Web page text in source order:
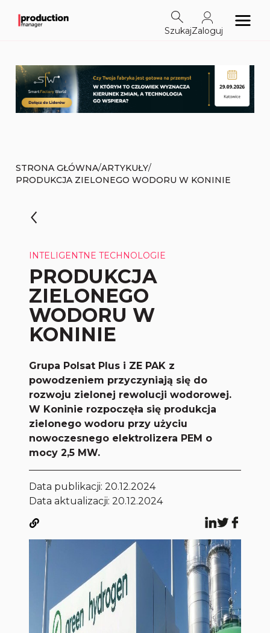
SzukajZaloguj
STRONA GŁÓWNA/ARTYKUŁY/
PRODUKCJA ZIELONEGO WODORU W KONINIE
INTELIGENTNE TECHNOLOGIE
PRODUKCJA
ZIELONEGO
WODORU W
KONINIE
Grupa Polsat Plus i ZE PAK z
powodzeniem przyczyniają się do
rozwoju zielonej rewolucji wodorowej.
W Koninie rozpoczęła się produkcja
zielonego wodoru przy użyciu
nowoczesnego elektrolizera PEM o
mocy 2,5 MW.
Data publikacji:20.12.2024
Data aktualizacji: 20.12.2024